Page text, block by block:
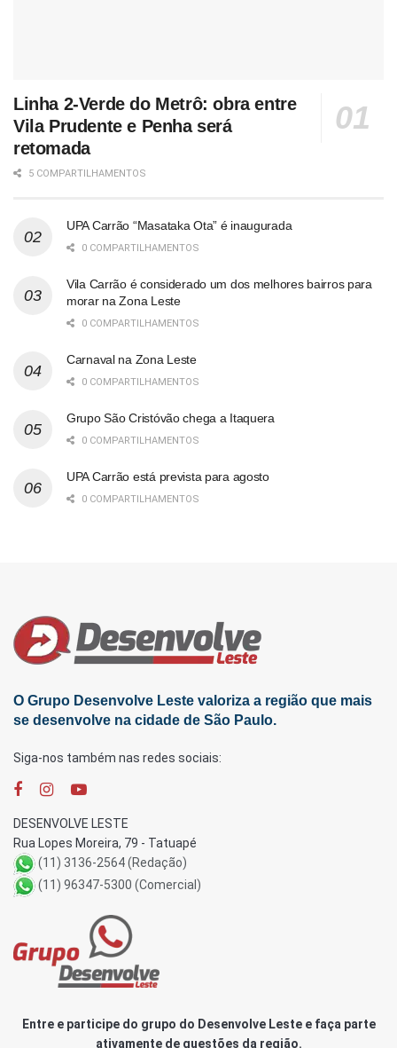
Linha 2-Verde do Metrô: obra entre
Vila Prudente e Penha será
retomada
5 COMPARTILHAMENTOS
UPA Carrão “Masataka Ota” é inaugurada
0 COMPARTILHAMENTOS
Vila Carrão é considerado um dos melhores bairros para
morar na Zona Leste
0 COMPARTILHAMENTOS
Carnaval na Zona Leste
0 COMPARTILHAMENTOS
Grupo São Cristóvão chega a Itaquera
0 COMPARTILHAMENTOS
UPA Carrão está prevista para agosto
0 COMPARTILHAMENTOS
O Grupo Desenvolve Leste valoriza a região que mais
se desenvolve na cidade de São Paulo.
Siga-nos também nas redes sociais:
DESENVOLVE LESTE
Rua Lopes Moreira, 79 - Tatuapé
(11) 3136-2564 (Redação)
(11) 96347-5300 (Comercial)
Entre e participe do grupo do Desenvolve Leste e faça parte
ativamente de questões da região.